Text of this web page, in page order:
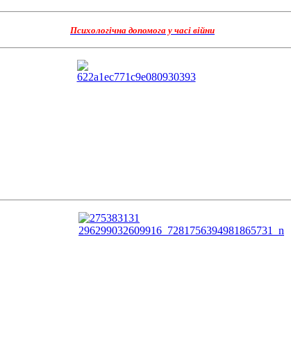
Психологічна допомога у часі війни